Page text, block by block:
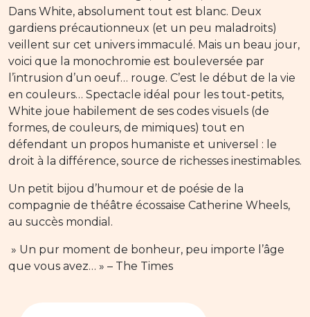
Dans White, absolument tout est blanc. Deux
gardiens précautionneux (et un peu maladroits)
veillent sur cet univers immaculé. Mais un beau jour,
voici que la monochromie est bouleversée par
l’intrusion d’un oeuf… rouge. C’est le début de la vie
en couleurs… Spectacle idéal pour les tout-petits,
White joue habilement de ses codes visuels (de
formes, de couleurs, de mimiques) tout en
défendant un propos humaniste et universel : le
droit à la différence, source de richesses inestimables.
Un petit bijou d’humour et de poésie de la
compagnie de théâtre écossaise Catherine Wheels,
au succès mondial.
» Un pur moment de bonheur, peu importe l’âge
que vous avez… » – The Times